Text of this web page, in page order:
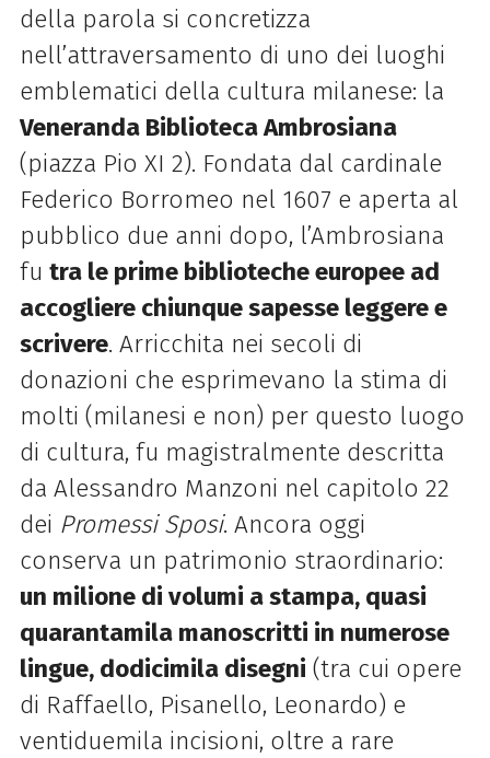
della parola si concretizza
nell’attraversamento di uno dei luoghi
emblematici della cultura milanese: la
Veneranda Biblioteca Ambrosiana
(piazza Pio XI 2). Fondata dal cardinale
Federico Borromeo nel 1607 e aperta al
pubblico due anni dopo, l’Ambrosiana
fu tra le prime biblioteche europee ad
accogliere chiunque sapesse leggere e
scrivere. Arricchita nei secoli di
donazioni che esprimevano la stima di
molti (milanesi e non) per questo luogo
di cultura, fu magistralmente descritta
da Alessandro Manzoni nel capitolo 22
dei Promessi Sposi. Ancora oggi
conserva un patrimonio straordinario:
un milione di volumi a stampa, quasi
quarantamila manoscritti in numerose
lingue, dodicimila disegni (tra cui opere
di Raffaello, Pisanello, Leonardo) e
ventiduemila incisioni, oltre a rare